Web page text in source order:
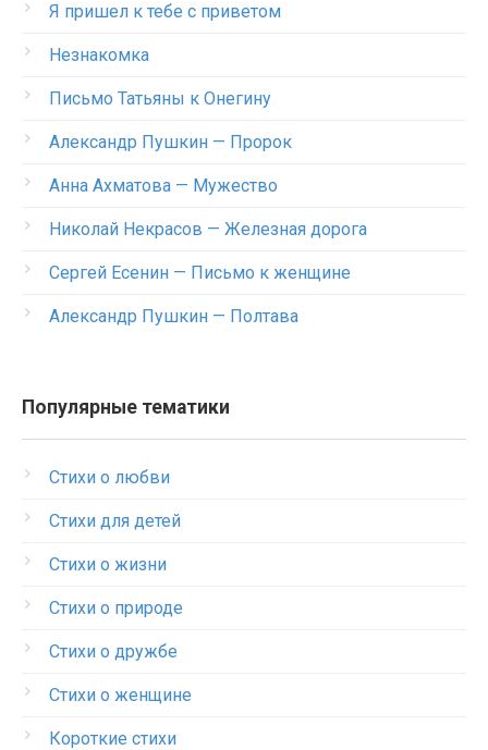
Я пришел к тебе с приветом
Незнакомка
Письмо Татьяны к Онегину
Александр Пушкин — Пророк
Анна Ахматова — Мужество
Николай Некрасов — Железная дорога
Сергей Есенин — Письмо к женщине
Александр Пушкин — Полтава
Популярные тематики
Стихи о любви
Стихи для детей
Стихи о жизни
Стихи о природе
Стихи о дружбе
Стихи о женщине
Короткие стихи